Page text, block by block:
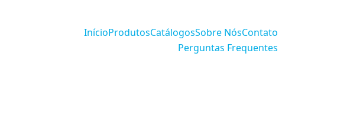
InícioProdutosCatálogosSobre NósContato
Perguntas Frequentes